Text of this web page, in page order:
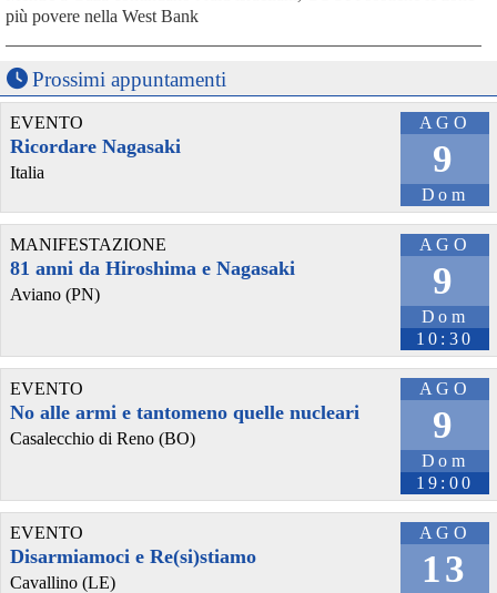
più povere nella West Bank
Prossimi appuntamenti
AGO
9
Dom
EVENTO
Ricordare Nagasaki
Italia
AGO
9
Dom
10:30
MANIFESTAZIONE
81 anni da Hiroshima e Nagasaki
Aviano (PN)
AGO
9
Dom
19:00
EVENTO
No alle armi e tantomeno quelle nucleari
Casalecchio di Reno (BO)
AGO
13
EVENTO
Disarmiamoci e Re(si)stiamo
Cavallino (LE)